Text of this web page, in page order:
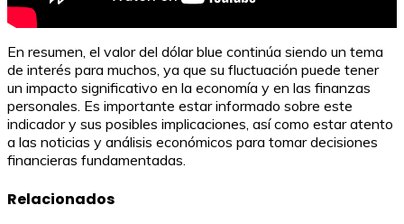
En resumen, el valor del dólar blue continúa siendo un tema
de interés para muchos, ya que su fluctuación puede tener
un impacto significativo en la economía y en las finanzas
personales. Es importante estar informado sobre este
indicador y sus posibles implicaciones, así como estar atento
a las noticias y análisis económicos para tomar decisiones
financieras fundamentadas.
Relacionados